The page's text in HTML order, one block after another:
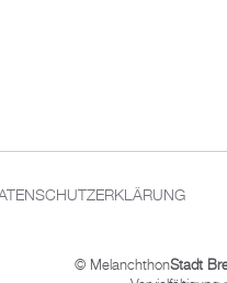
© MelanchthonStadt